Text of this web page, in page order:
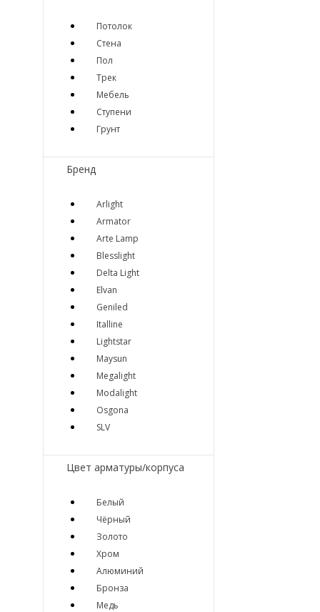
Потолок
Стена
Пол
Трек
Мебель
Ступени
Грунт
Бренд
Arlight
Armator
Arte Lamp
Blesslight
Delta Light
Elvan
Geniled
Italline
Lightstar
Maysun
Megalight
Modalight
Osgona
SLV
Цвет арматуры/корпуса
Белый
Чёрный
Золото
Хром
Алюминий
Бронза
Медь